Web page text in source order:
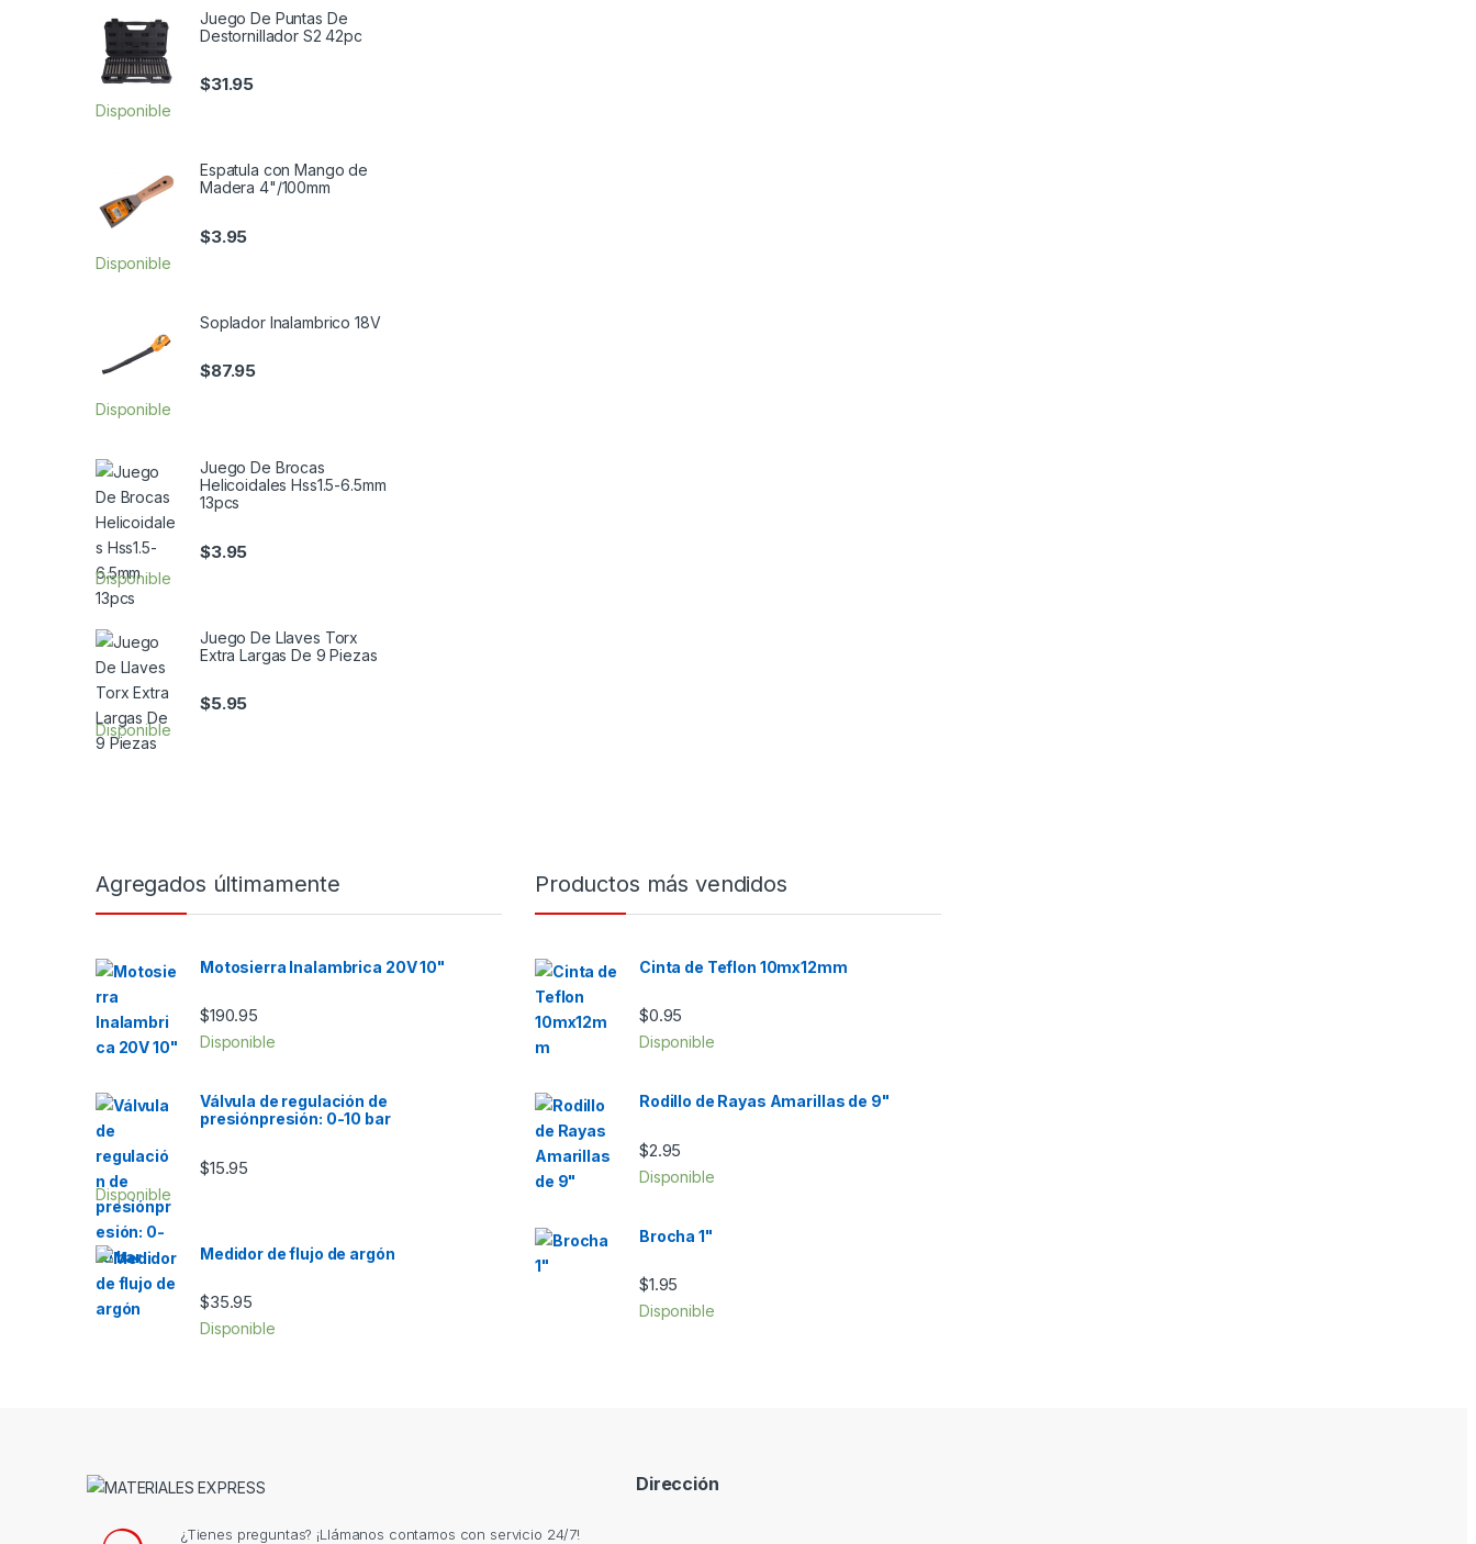
Juego De Puntas De
Destornillador S2 42pc
$31.95
Disponible
Espatula con Mango de
Madera 4"/100mm
$3.95
Disponible
Soplador Inalambrico 18V
$87.95
Disponible
Juego De Brocas
Helicoidales Hss1.5-6.5mm
13pcs
$3.95
Disponible
Juego De Llaves Torx
Extra Largas De 9 Piezas
$5.95
Disponible
Agregados últimamente
Motosierra Inalambrica 20V 10"
$190.95
Disponible
Válvula de regulación de
presiónpresión: 0-10 bar
$15.95
Disponible
Medidor de flujo de argón
$35.95
Disponible
Productos más vendidos
Cinta de Teflon 10mx12mm
$0.95
Disponible
Rodillo de Rayas Amarillas de 9"
$2.95
Disponible
Brocha 1"
$1.95
Disponible
¿Tienes preguntas? ¡Llámanos contamos con servicio 24/7!
Dirección